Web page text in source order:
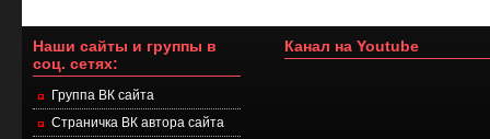
Наши сайты и группы в
соц. сетях:
Группа ВК сайта
Страничка ВК автора сайта
Канал на Youtube